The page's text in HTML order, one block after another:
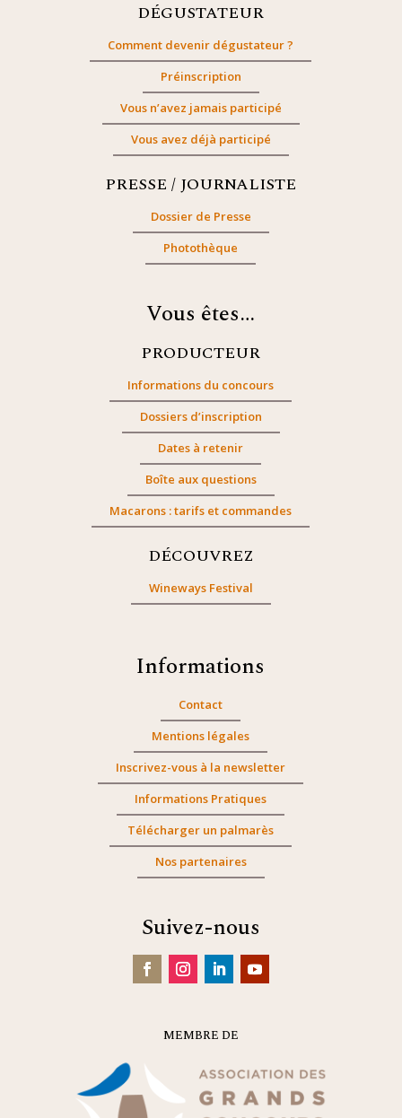
DÉGUSTATEUR
Comment devenir dégustateur ?
Préinscription
Vous n’avez jamais participé
Vous avez déjà participé
PRESSE / JOURNALISTE
Dossier de Presse
Photothèque
Vous êtes…
PRODUCTEUR
Informations du concours
Dossiers d’inscription
Dates à retenir
Boîte aux questions
Macarons : tarifs et commandes
DÉCOUVREZ
Wineways Festival
Informations
Contact
Mentions légales
Inscrivez-vous à la newsletter
Informations Pratiques
Télécharger un palmarès
Nos partenaires
Suivez-nous
MEMBRE DE